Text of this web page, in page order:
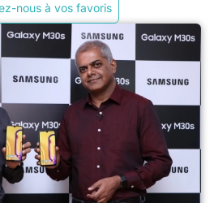
nous à vos favoris